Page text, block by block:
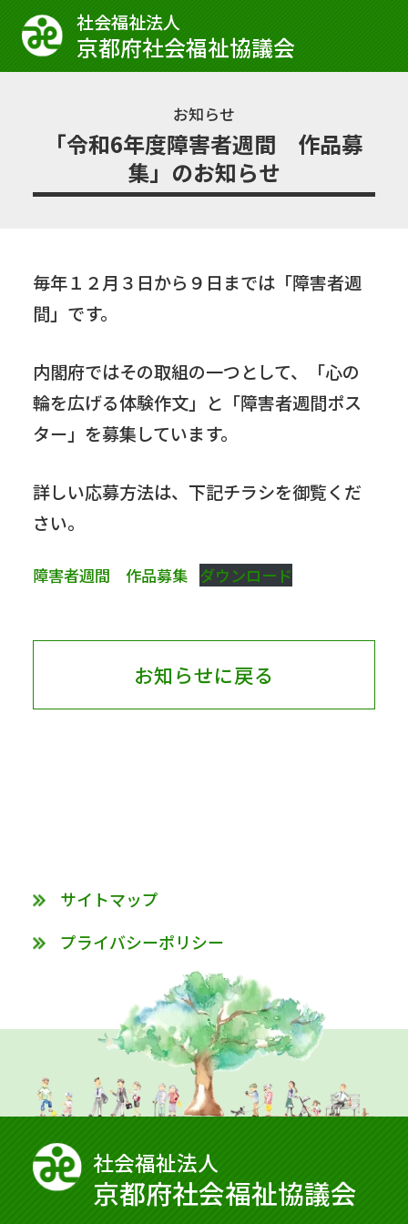
社会福祉法⼈
京都府社会福祉協議会
お知らせ
「令和6年度障害者週間 作品募
集」のお知らせ
毎年１２月３日から９日までは「障害者週
間」です。
内閣府ではその取組の一つとして、「心の
輪を広げる体験作文」と「障害者週間ポス
ター」を募集しています。
詳しい応募方法は、下記チラシを御覧くだ
さい。
障害者週間 作品募集 ダウンロード
お知らせに戻る
サイトマップ
プライバシーポリシー
社会福祉法⼈
京都府社会福祉協議会